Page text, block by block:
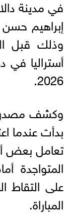
في مدينة
إبراهيم حسن
وذلك قبل
2026.
وكشف مصدر
بدأت عندما
تعامل بعض
المتواجدة
على التقاط
المباراة.